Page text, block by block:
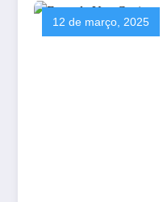
12 de março, 2025